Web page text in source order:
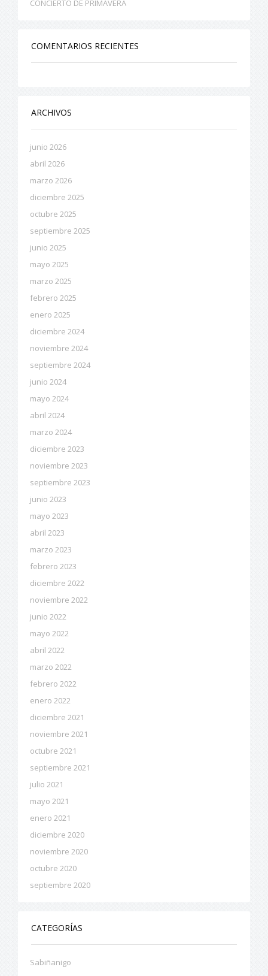
CONCIERTO DE PRIMAVERA
COMENTARIOS RECIENTES
ARCHIVOS
junio 2026
abril 2026
marzo 2026
diciembre 2025
octubre 2025
septiembre 2025
junio 2025
mayo 2025
marzo 2025
febrero 2025
enero 2025
diciembre 2024
noviembre 2024
septiembre 2024
junio 2024
mayo 2024
abril 2024
marzo 2024
diciembre 2023
noviembre 2023
septiembre 2023
junio 2023
mayo 2023
abril 2023
marzo 2023
febrero 2023
diciembre 2022
noviembre 2022
junio 2022
mayo 2022
abril 2022
marzo 2022
febrero 2022
enero 2022
diciembre 2021
noviembre 2021
octubre 2021
septiembre 2021
julio 2021
mayo 2021
enero 2021
diciembre 2020
noviembre 2020
octubre 2020
septiembre 2020
CATEGORÍAS
Sabiñanigo